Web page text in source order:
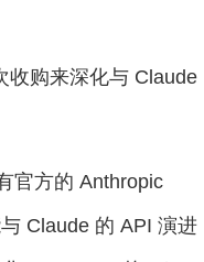
收购来深化与 Claude
官方的 Anthropic
Claude 的 API 演进